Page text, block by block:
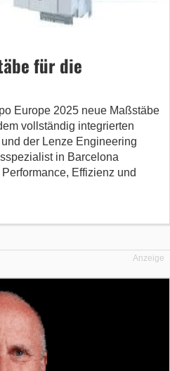
für die
Europe 2025 neue Maßstäbe
vollständig integrierten
der Lenze Engineering
in Barcelona
Effizienz und
Anzeige